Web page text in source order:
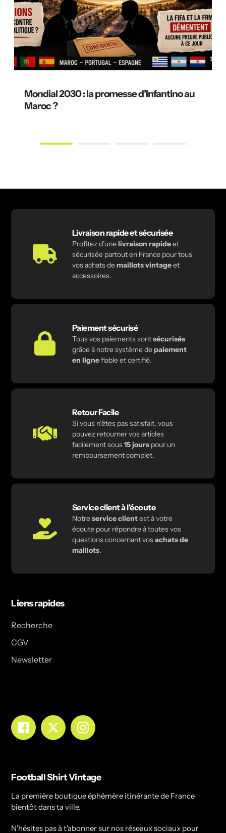
Mondial 2030 : la promesse d’Infantino au
Maroc ?
Livraison rapide et sécurisée
Profitez d’unelivraison rapideet
sécurisée partout en France pour tous
vos achats demaillots vintageet
accessoires.
Paiement sécurisé
Tous vos paiements sontsécurisés
grâce à notre système depaiement
en lignefiable et certifié.
Retour Facile
Si vous n’êtes pas satisfait, vous
pouvez retourner vos articles
facilement sous15 jourspour un
remboursement complet.
Service client à l'écoute
Notreservice clientest à votre
écoute pour répondre à toutes vos
questions concernant vosachats de
maillots.
Liens rapides
Recherche
CGV
Newsletter
FacebookTwitterInstagram
Football Shirt Vintage
La première boutique éphémère itinérante de France
bientôt dans ta ville.
N'hésites pas à t'abonner sur nos réseaux sociaux pour